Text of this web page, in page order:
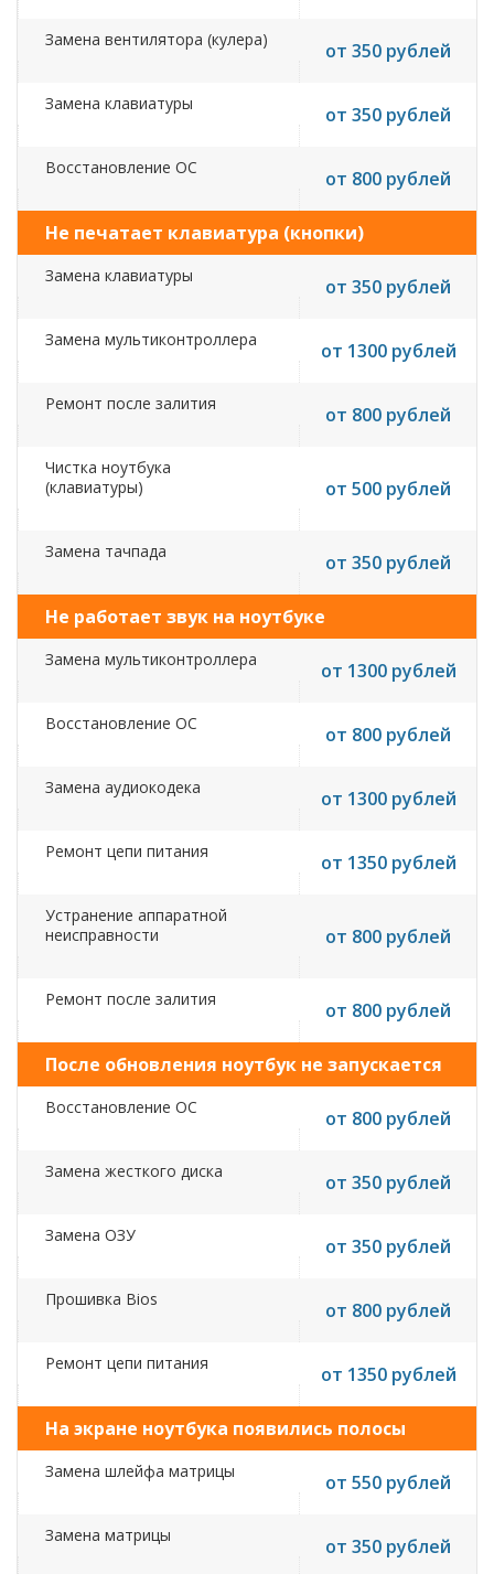
Замена вентилятора (кулера) от 350 рублей
Замена клавиатуры от 350 рублей
Восстановление ОС от 800 рублей
Не печатает клавиатура (кнопки)
Замена клавиатуры от 350 рублей
Замена мультиконтроллера от 1300 рублей
Ремонт после залития от 800 рублей
Чистка ноутбука
(клавиатуры)
от 500 рублей
Замена тачпада от 350 рублей
Не работает звук на ноутбуке
Замена мультиконтроллера от 1300 рублей
Восстановление ОС от 800 рублей
Замена аудиокодека от 1300 рублей
Ремонт цепи питания от 1350 рублей
Устранение аппаратной
неисправности
от 800 рублей
Ремонт после залития от 800 рублей
После обновления ноутбук не запускается
Восстановление ОС от 800 рублей
Замена жесткого диска от 350 рублей
Замена ОЗУ от 350 рублей
Прошивка Bios от 800 рублей
Ремонт цепи питания от 1350 рублей
На экране ноутбука появились полосы
Замена шлейфа матрицы от 550 рублей
Замена матрицы от 350 рублей